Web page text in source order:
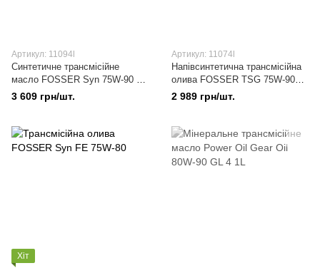
Артикул: 11094l
Синтетичне трансмісійне
масло FOSSER Syn 75W-90 GL
4 / GL 5 4L
3 609 грн/шт.
Артикул: 11074l
Напівсинтетична трансмісійна
олива FOSSER TSG 75W-90
GL 4 4L
2 989 грн/шт.
Хіт